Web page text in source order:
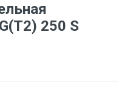
250 S